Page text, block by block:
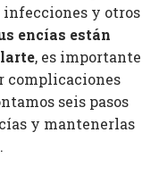
infecciones y otros
encías están
, es importante
complicaciones
seis pasos
y mantenerlas